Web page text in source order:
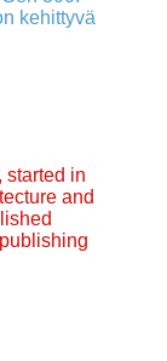
kehittyvä
started in
and